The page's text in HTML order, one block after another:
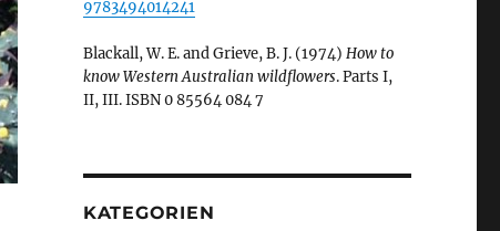
9783494014241
Blackall, W. E. and Grieve, B. J. (1974) How to
know Western Australian wildflowers. Parts I,
II, III. ISBN 0 85564 084 7
KATEGORIEN